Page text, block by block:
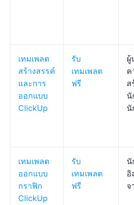
เทมเพลต
สร้างสรรค์
และการ
ออกแบบ
ClickUp
รับ
เทมเพลต
ฟรี
ผู้
ค
ส
นั
นั
เทมเพลต
ออกแบบ
กราฟิก
ClickUp
รับ
เทมเพลต
ฟรี
นั
อิ
จ